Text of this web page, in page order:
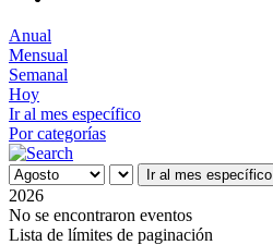
Anual
Mensual
Semanal
Hoy
Ir al mes específico
Por categorías
Ir al mes específico
2026
No se encontraron eventos
Lista de límites de paginación